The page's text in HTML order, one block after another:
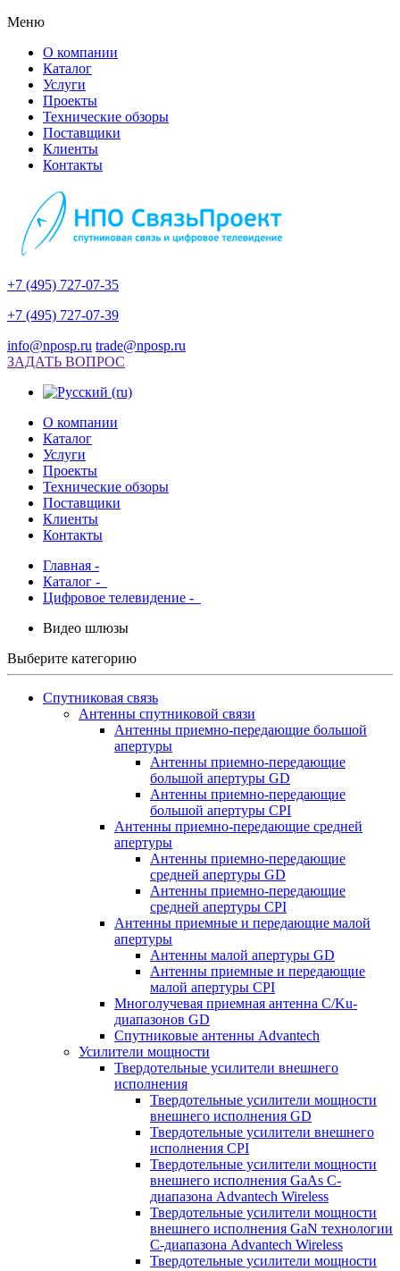
Меню
О компании
Каталог
Услуги
Проекты
Технические обзоры
Поставщики
Клиенты
Контакты
+7 (495) 727-07-35
+7 (495) 727-07-39
info@nposp.ru trade@nposp.ru
ЗАДАТЬ ВОПРОС
О компании
Каталог
Услуги
Проекты
Технические обзоры
Поставщики
Клиенты
Контакты
Главная -
Каталог -
Цифровое телевидение -
Видео шлюзы
Выберите категорию
Спутниковая связь
Антенны спутниковой связи
Антенны приемно-передающие большой
апертуры
Антенны приемно-передающие
большой апертуры GD
Антенны приемно-передающие
большой апертуры CPI
Антенны приемно-передающие средней
апертуры
Антенны приемно-передающие
средней апертуры GD
Антенны приемно-передающие
средней апертуры CPI
Антенны приемные и передающие малой
апертуры
Антенны малой апертуры GD
Антенны приемные и передающие
малой апертуры CPI
Многолучевая приемная антенна С/Ku-
диапазонов GD
Спутниковые антенны Advantech
Усилители мощности
Твердотельные усилители внешнего
исполнения
Твердотельные усилители мощности
внешнего исполнения GD
Твердотельные усилители внешнего
исполнения CPI
Твердотельные усилители мощности
внешнего исполнения GaAs С-
диапазона Advantech Wireless
Твердотельные усилители мощности
внешнего исполнения GaN технологии
С-диапазона Advantech Wireless
Твердотельные усилители мощности